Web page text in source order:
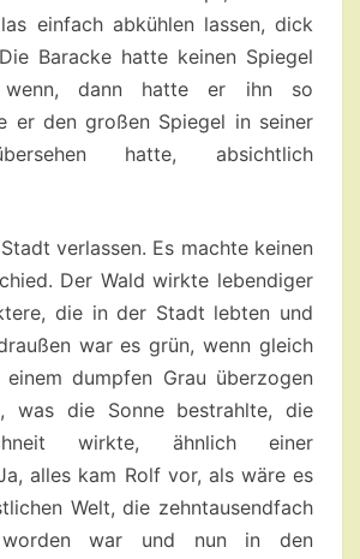
einfach abkühlen lassen, dick
Baracke hatte keinen Spiegel
dann hatte er ihn so
er den großen Spiegel in seiner
hatte, absichtlich
verlassen. Es machte keinen
Der Wald wirkte lebendiger
die in der Stadt lebten und
war es grün, wenn gleich
dumpfen Grau überzogen
was die Sonne bestrahlte, die
wirkte, ähnlich einer
alles kam Rolf vor, als wäre es
Welt, die zehntausendfach
worden war und nun in den